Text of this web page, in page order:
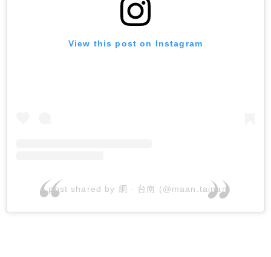
View this post on Instagram
A post shared by 網 · 台南 (@maan.tainan)